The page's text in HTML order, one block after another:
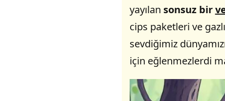
yayılan sonsuz bir
cips paketleri ve
sevdiğimiz
için eğlenmezlerdi